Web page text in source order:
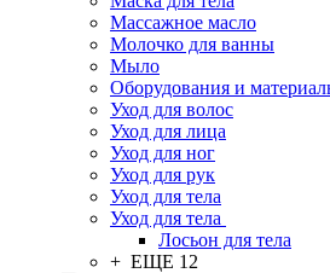
Массажное масло
Молочко для ванны
Мыло
Оборудования и
Уход для волос
Уход для лица
Уход для ног
Уход для рук
Уход для тела
Уход для тела
Лосьон для тела
+ ЕЩЕ 12